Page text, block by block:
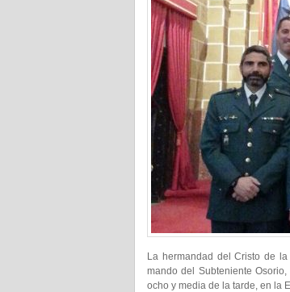
La hermandad del Cristo de
mando del Subteniente
ocho y media de la tarde, en la